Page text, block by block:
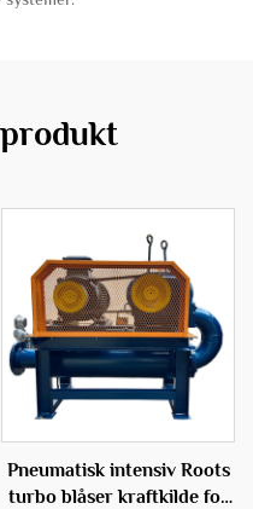
Pneumatisk intensiv Roots
turbo blåser kraftkilde for